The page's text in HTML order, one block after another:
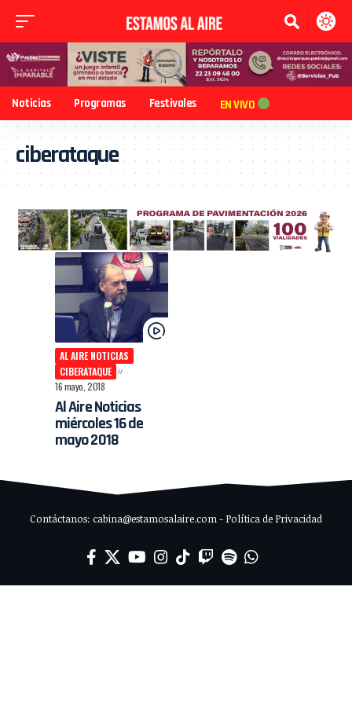
Noticias Programas Festivales EN VIVO
ciberataque
AL AIRE NOTICIAS
CIBERATAQUE
16 mayo, 2018
Al Aire Noticias
miércoles 16 de
mayo 2018
Contáctanos: cabina@estamosalaire.com - Política de Privacidad